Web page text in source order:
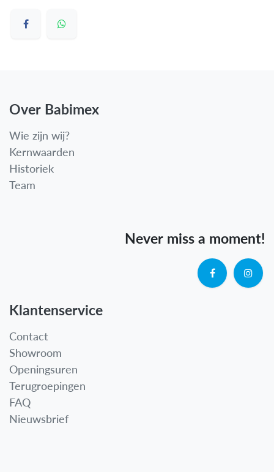
Over Babimex
Wie zijn wij?
Kernwaarden
Historiek
Team
Never miss a moment!
Klantenservice
Contact
Showroom
Openingsuren
Terugroepingen
FAQ
Nieuwsbrief